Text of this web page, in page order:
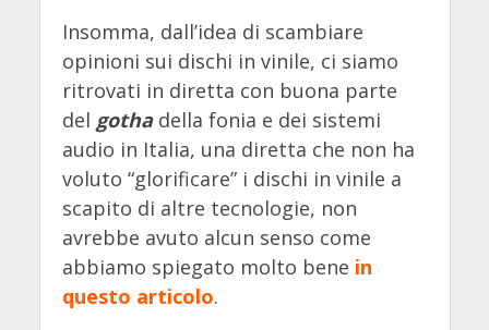
Insomma, dall’idea di scambiare
opinioni sui dischi in vinile, ci siamo
ritrovati in diretta con buona parte
del gotha della fonia e dei sistemi
audio in Italia, una diretta che non ha
voluto “glorificare” i dischi in vinile a
scapito di altre tecnologie, non
avrebbe avuto alcun senso come
abbiamo spiegato molto bene in
questo articolo.